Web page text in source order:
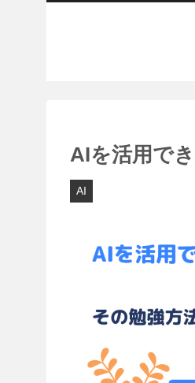
AIを活用で
AI